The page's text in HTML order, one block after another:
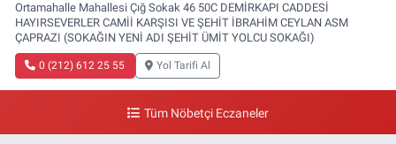
Ortamahalle Mahallesi Çığ Sokak 46 50C DEMİRKAPI CADDESİ
HAYIRSEVERLER CAMİİ KARŞISI VE ŞEHİT İBRAHİM CEYLAN ASM
ÇAPRAZI (SOKAĞIN YENİ ADI ŞEHİT ÜMİT YOLCU SOKAĞI)
0 (212) 612 25 55 Yol Tarifi Al
Tüm Nöbetçi Eczaneler